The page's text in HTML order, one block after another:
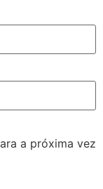
a próxima vez